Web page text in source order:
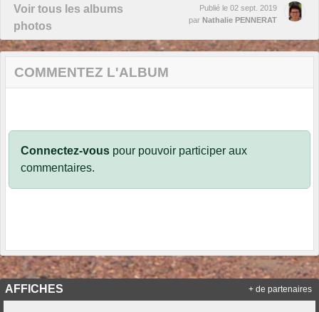
Voir tous les albums
photos
Publié le 02 sept. 2019
par Nathalie PENNERAT
COMMENTEZ L'ALBUM
Connectez-vous pour pouvoir participer aux
commentaires.
AFFICHES + de partenaires